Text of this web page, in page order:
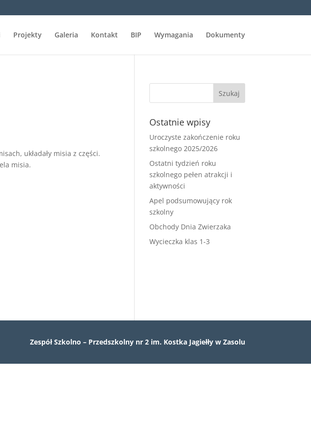
Projekty Galeria Kontakt BIP Wymagania Dokumenty
układały misia z części.
misia.
Ostatnie wpisy
Uroczyste zakończenie roku
szkolnego 2025/2026
Ostatni tydzień roku
szkolnego pełen atrakcji i
aktywności
Apel podsumowujący rok
szkolny
Obchody Dnia Zwierzaka
Wycieczka klas 1-3
Zespół Szkolno – Przedszkolny nr 2 im. Kostka Jagiełły w Zasolu